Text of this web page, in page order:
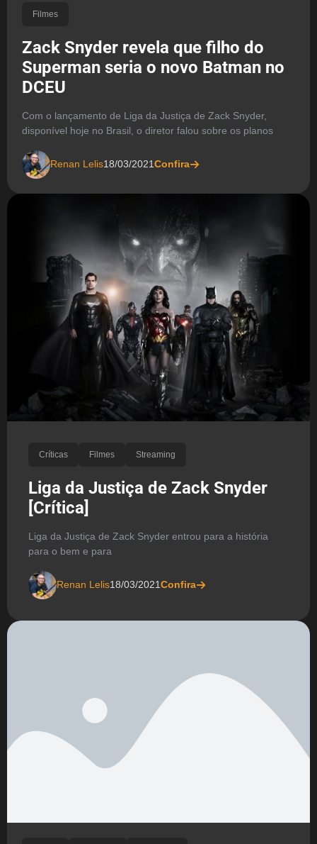
Filmes
Zack Snyder revela que filho do
Superman seria o novo Batman no
DCEU
Com o lançamento de Liga da Justiça de Zack Snyder,
disponível hoje no Brasil, o diretor falou sobre os planos
Renan Lelis18/03/2021Confira
Críticas Filmes Streaming
Liga da Justiça de Zack Snyder
[Crítica]
Liga da Justiça de Zack Snyder entrou para a história
para o bem e para
Renan Lelis18/03/2021Confira